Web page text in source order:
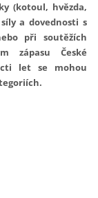
(kotoul, hvězda,
a dovednosti s
při soutěžích
zápasu České
let se mohou